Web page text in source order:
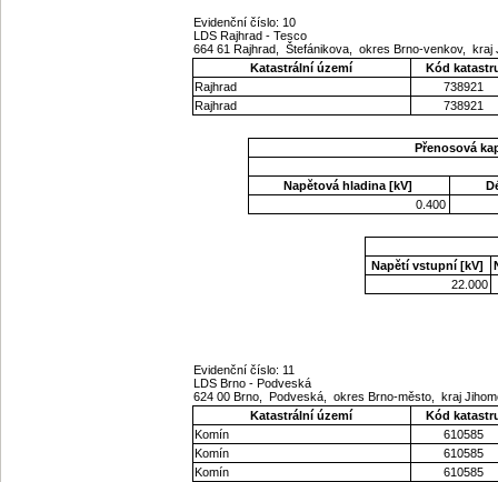
Evidenční číslo: 10
LDS Rajhrad - Tesco
664 61 Rajhrad, Štefánikova, okres Brno-venkov,
Katastrální území
Kód
Rajhrad
738921
Rajhrad
738921
Přenosová
Napětová hladina [kV]
0.400
Napětí vstupní [kV]
22.000
Evidenční číslo: 11
LDS Brno - Podveská
624 00 Brno, Podveská, okres Brno-město, kraj
Katastrální území
Kód
Komín
610585
Komín
610585
Komín
610585